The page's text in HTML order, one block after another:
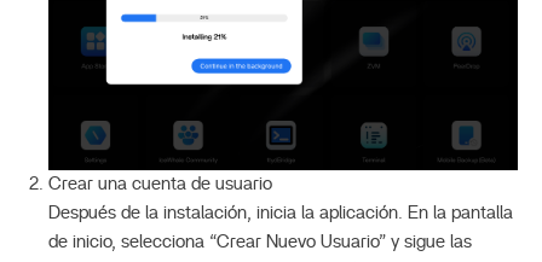
Crear una cuenta de usuario
Después de la instalación, inicia la aplicación. En la pantalla
de inicio, selecciona “Crear Nuevo Usuario” y sigue las